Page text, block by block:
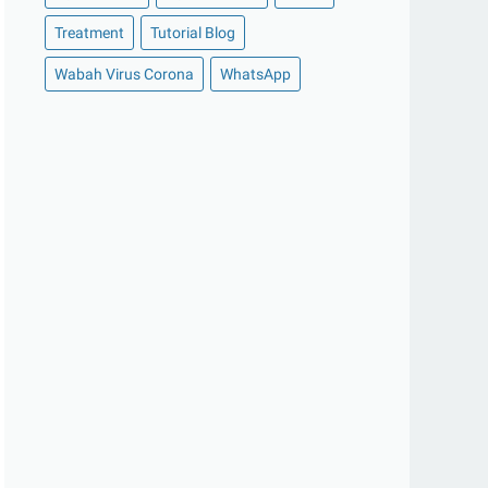
►Oktober 2020 (11)
►
September 2020
(8)
Treatment Tutorial Blog
Wabah Virus Corona WhatsApp